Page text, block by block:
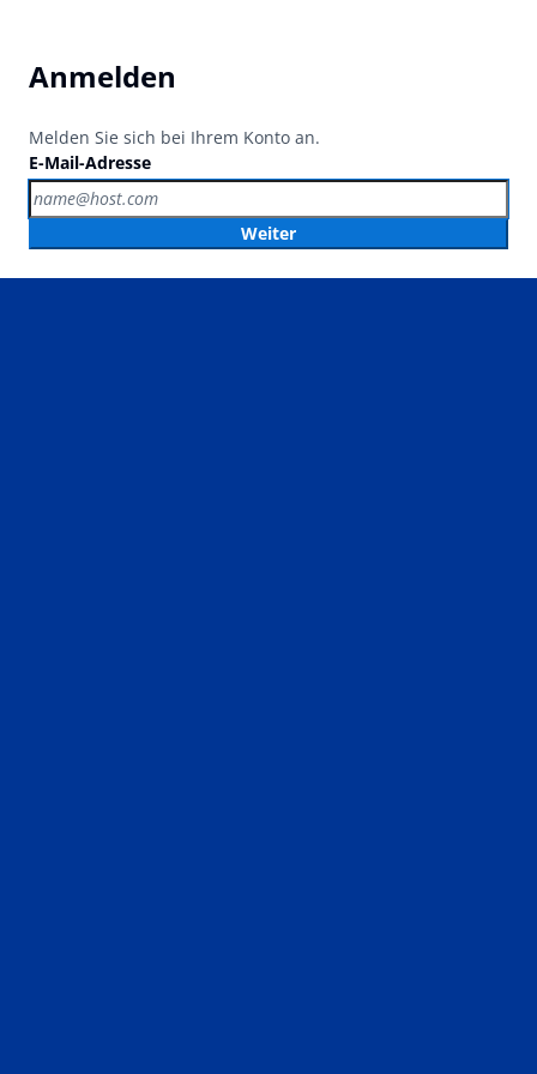
Anmelden
Melden Sie sich bei Ihrem Konto an.
E-Mail-Adresse
Weiter